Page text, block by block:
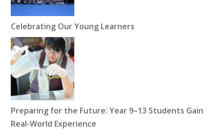
Celebrating Our Young Learners
Preparing for the Future: Year 9–13 Students Gain
Real-World Experience